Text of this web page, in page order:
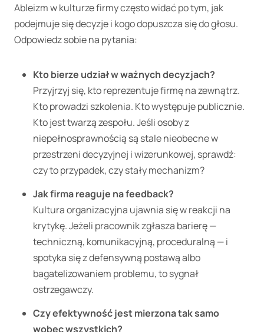
Ableizm w kulturze firmy często widać po tym, jak
podejmuje się decyzje i kogo dopuszcza się do głosu.
Odpowiedz sobie na pytania:
Kto bierze udział w ważnych decyzjach?
Przyjrzyj się, kto reprezentuje firmę na zewnątrz.
Kto prowadzi szkolenia. Kto występuje publicznie.
Kto jest twarzą zespołu. Jeśli osoby z
niepełnosprawnością są stale nieobecne w
przestrzeni decyzyjnej i wizerunkowej, sprawdź:
czy to przypadek, czy stały mechanizm?
Jak firma reaguje na feedback?
Kultura organizacyjna ujawnia się w reakcji na
krytykę. Jeżeli pracownik zgłasza barierę —
techniczną, komunikacyjną, proceduralną — i
spotyka się z defensywną postawą albo
bagatelizowaniem problemu, to sygnał
ostrzegawczy.
Czy efektywność jest mierzona tak samo
wobec wszystkich?